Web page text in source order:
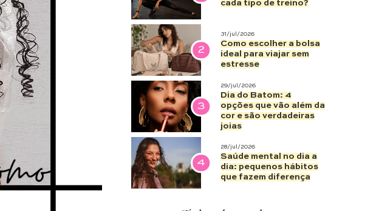
cada tipo de treino?
2
31/jul/2026
Como escolher a bolsa
ideal para viajar sem
estresse
3
29/jul/2026
Dia do Batom: 4
opções que vão além da
cor e são verdadeiras
joias
4
28/jul/2026
Saúde mental no dia a
dia: pequenos hábitos
que fazem diferença